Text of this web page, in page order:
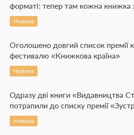
форматі: тепер там кожна книжка
Новина
Оголошено довгий список премії
фестивалю «Книжкова країна»
Новина
Одразу дві книги «Видавництва
потрапили до списку премії
Новина